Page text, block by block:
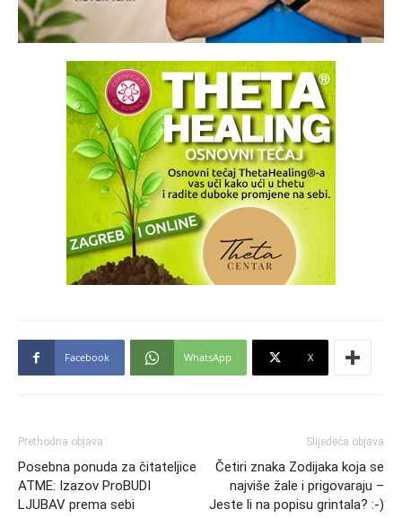
Facebook WhatsApp X
Prethodna objava
Posebna ponuda za čitateljice
ATME: Izazov ProBUDI
LJUBAV prema sebi
Slijedeća objava
Četiri znaka Zodijaka koja se
najviše žale i prigovaraju –
Jeste li na popisu grintala? :-)